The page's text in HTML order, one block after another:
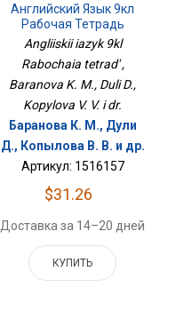
Английский Язык 9кл
Рабочая Тетрадь
Angliiskii iazyk 9kl
Rabochaia tetrad' ,
Baranova K. M., Duli D.,
Kopylova V. V. i dr.
Баранова К. М., Дули
Д., Копылова В. В. и др.
Артикул: 1516157
$31.26
Доставка за 14–20 дней
КУПИТЬ